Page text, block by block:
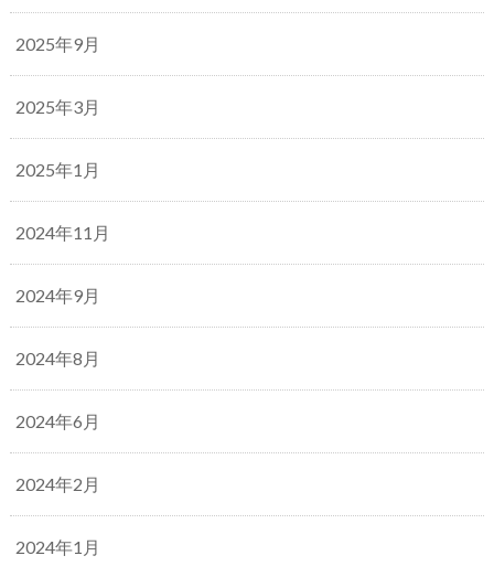
2025年9月
2025年3月
2025年1月
2024年11月
2024年9月
2024年8月
2024年6月
2024年2月
2024年1月